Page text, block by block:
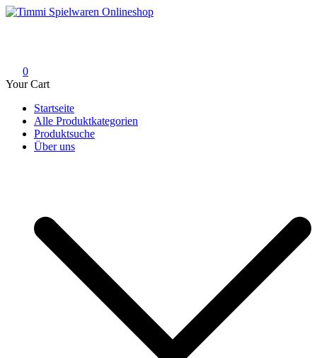
Skip
0
Your Cart
Startseite
Alle Produktkategorien
Produktsuche
Über uns